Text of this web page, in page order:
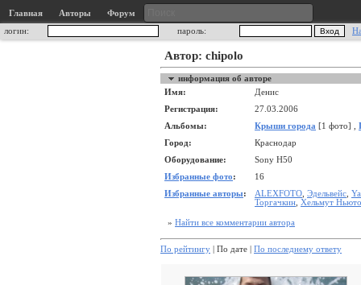
Главная Авторы
Форум
логин:
пароль:
Автор: chipolo
информация об авторе
Имя:
Денис
Регистрация:
27.03.2006
Альбомы:
Крыши города [1 фото] ,
Город:
Краснодар
Оборудование:
Sony H50
Избранные фото:
16
Избранные авторы: ALEXFOTO Эдельвейс
Торгачкин Хельмут
» Найти все комментарии автора
По рейтингу | По дате | По последнему ответу